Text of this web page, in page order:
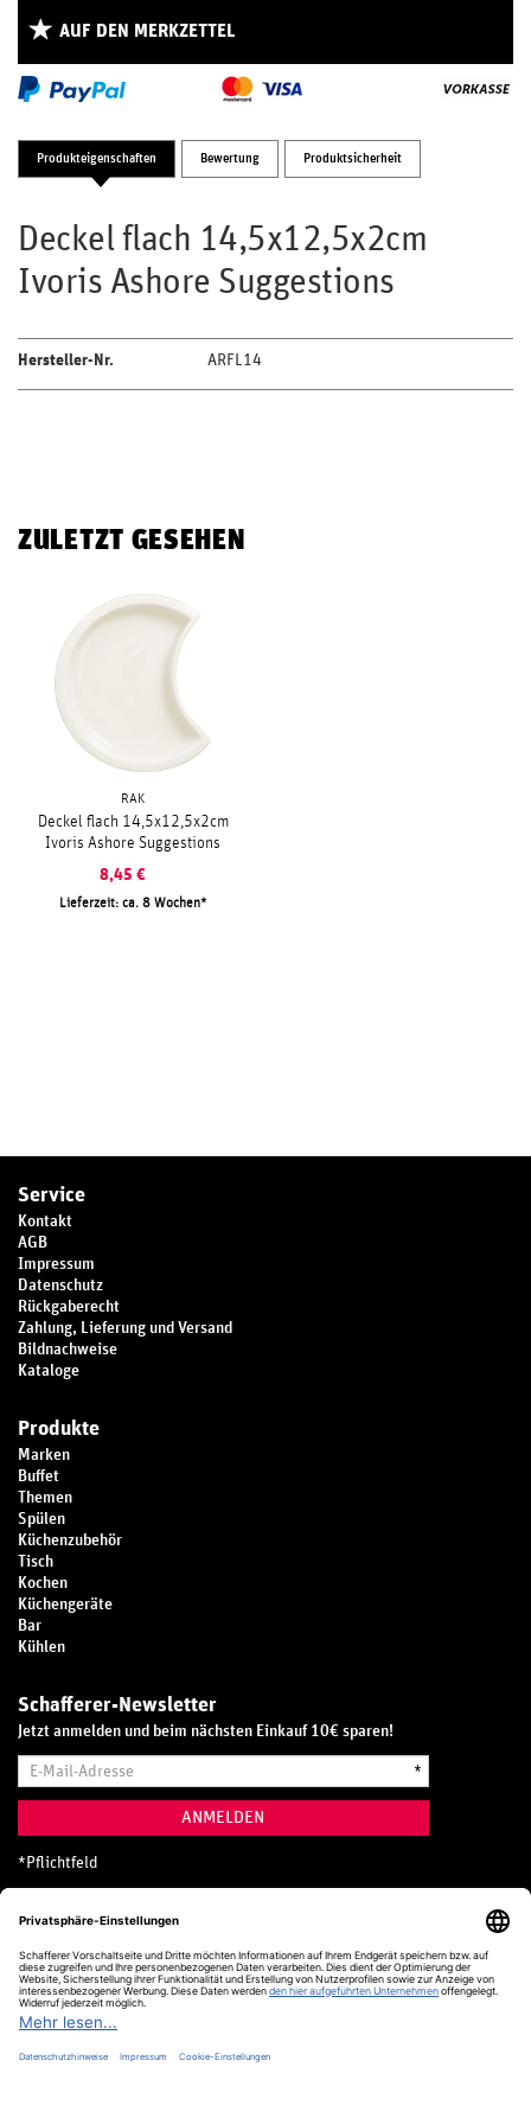
AUF DEN MERKZETTEL
Produkteigenschaften Bewertung Produktsicherheit
Deckel flach 14,5x12,5x2cm
Ivoris Ashore Suggestions
Hersteller-Nr. ARFL14
ZULETZT GESEHEN
RAK
Deckel flach 14,5x12,5x2cm
Ivoris Ashore Suggestions
8,45 €
Lieferzeit: ca. 8 Wochen
Service
Kontakt
AGB
Impressum
Datenschutz
Rückgaberecht
Zahlung, Lieferung und Versand
Bildnachweise
Kataloge
Produkte
Marken
Buffet
Themen
Spülen
Küchenzubehör
Tisch
Kochen
Küchengeräte
Bar
Kühlen
Schafferer-Newsletter
Jetzt anmelden und beim nächsten Einkauf 10€ sparen!
Mail-
*
ANMELDEN
* Pflichtfeld
Hotline
0800 20 70 300 (D)
Kostenlos aus dem deutschen Festnetz
24 Stunden / 365 Tage im Jahr